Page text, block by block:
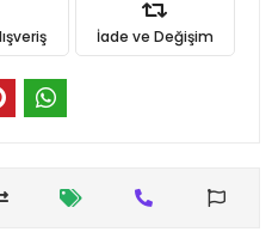
İade ve Değişim